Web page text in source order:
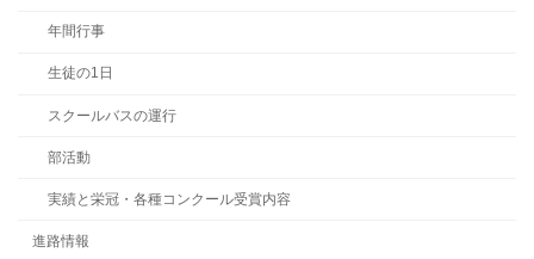
年間行事
生徒の1日
スクールバスの運行
部活動
実績と栄冠・各種コンクール受賞内容
進路情報